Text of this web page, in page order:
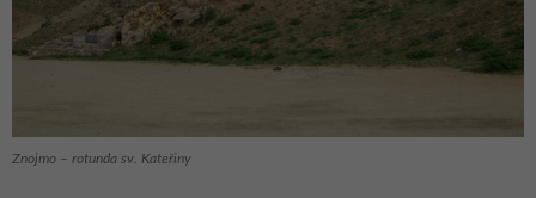
Znojmo – rotunda sv. Kateřiny